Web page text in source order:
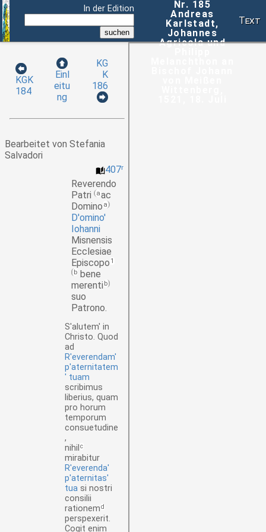
In der Edition
Nr. 185
Andreas
Karlstadt,
Johannes
Agricola und
Text
KGK
184
Einl
eitu
ng
KG
K
186
Bearbeitet von Stefania
Salvadori
407r
Reverendo
Patri
aac
Domino a
D'omino'
Iohanni
Misnensis
Ecclesiae
Episcopo 1
b bene
merenti b
suo
Patrono.
S'alutem' in
Christo. Quod
ad
R'everendam'
p'aternitatem
' tuam
scribimus
liberius, quam
pro horum
temporum
consuetudine
,
nihil c
mirabitur
R'everenda'
p'aternitas'
tuasi nostri
consilii
rationemd
perspexerit.
Cogit enim